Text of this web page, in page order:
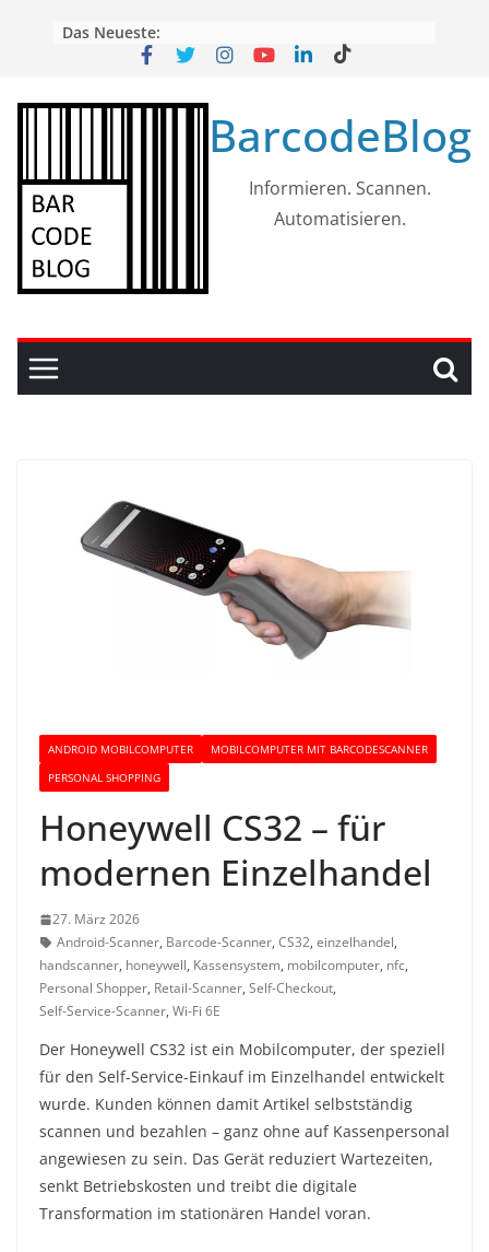
Das Neueste:
BarcodeBlog
Informieren. Scannen.
Automatisieren.
ANDROID MOBILCOMPUTER
MOBILCOMPUTER MIT BARCODESCANNER
PERSONAL SHOPPING
Honeywell CS32 – für
modernen Einzelhandel
27. März 2026
Android-Scanner, Barcode-Scanner, CS32, einzelhandel,
handscanner, honeywell, Kassensystem, mobilcomputer, nfc,
Personal Shopper, Retail-Scanner, Self-Checkout,
Self-Service-Scanner, Wi-Fi 6E
Der Honeywell CS32 ist ein Mobilcomputer, der speziell
für den Self-Service-Einkauf im Einzelhandel entwickelt
wurde. Kunden können damit Artikel selbstständig
scannen und bezahlen – ganz ohne auf Kassenpersonal
angewiesen zu sein. Das Gerät reduziert Wartezeiten,
senkt Betriebskosten und treibt die digitale
Transformation im stationären Handel voran.